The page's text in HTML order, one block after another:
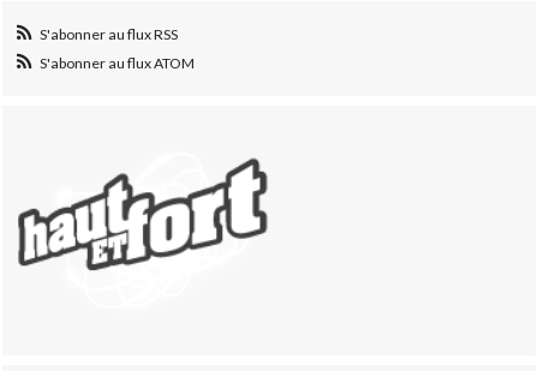
S'abonner au flux RSS
S'abonner au flux ATOM